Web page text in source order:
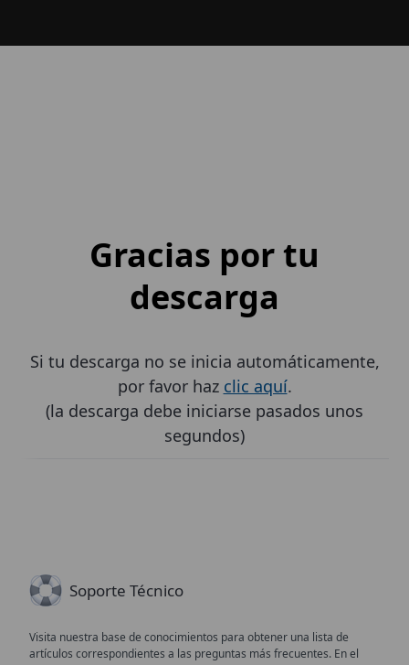
Gracias por tu
descarga
Si tu descarga no se inicia automáticamente,
por favor haz clic aquí.
(la descarga debe iniciarse pasados unos
segundos)
Soporte Técnico
Visita nuestra base de conocimientos para obtener una lista de
artículos correspondientes a las preguntas más frecuentes. En el